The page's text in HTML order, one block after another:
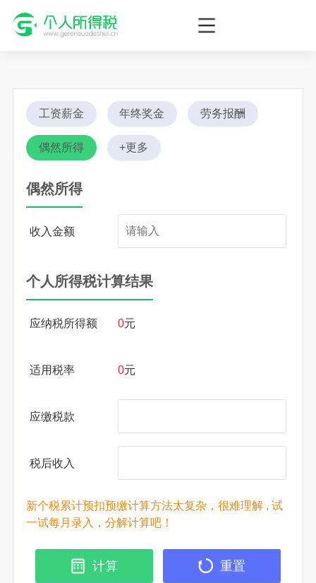
个人所得税网，最新个税资讯平台，您的个税管理专家！
工资薪金 年终奖金 劳务报酬
偶然所得 +更多
偶然所得
收入金额
个人所得税计算结果
应纳税所得额 0元
适用税率 0元
应缴税款
税后收入
新个税累计预扣预缴计算方法太复杂，很难理解 , 试
一试每月录入，分解计算吧！
计算 重置